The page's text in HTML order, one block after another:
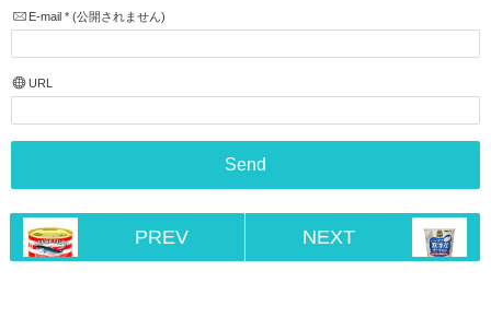
E-mail *(公開されません)
URL
PREV NEXT